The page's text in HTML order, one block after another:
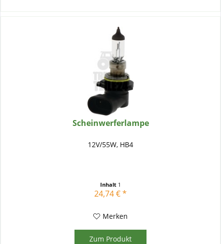
Scheinwerferlampe
12V/55W, HB4
Inhalt 1
24,74 € *
Merken
Zum Produkt